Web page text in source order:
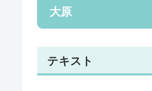
大原
テキスト